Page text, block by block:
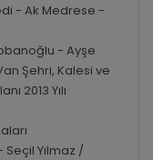
- Ak Medrese -
- Ayşe
Şehri, Kalesi ve
2013 Yılı
Yılmaz /